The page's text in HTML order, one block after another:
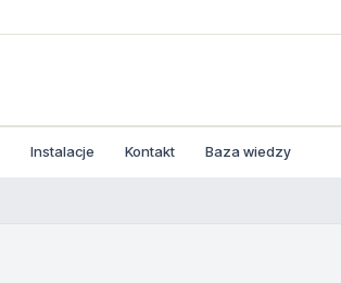
Instalacje Kontakt Baza wiedzy